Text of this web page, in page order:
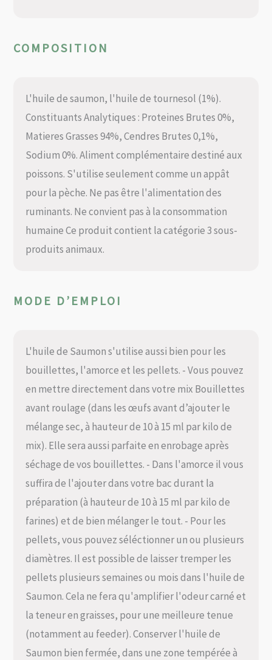
COMPOSITION
L'huile de saumon, l'huile de tournesol (1%).
Constituants Analytiques : Proteines Brutes 0%,
Matieres Grasses 94%, Cendres Brutes 0,1%,
Sodium 0%. Aliment complémentaire destiné aux
poissons. S'utilise seulement comme un appât
pour la pèche. Ne pas être l'alimentation des
ruminants. Ne convient pas à la consommation
humaine Ce produit contient la catégorie 3 sous-
produits animaux.
MODE D’EMPLOI
L'huile de Saumon s'utilise aussi bien pour les
bouillettes, l'amorce et les pellets. - Vous pouvez
en mettre directement dans votre mix Bouillettes
avant roulage (dans les œufs avant d’ajouter le
mélange sec, à hauteur de 10 à 15 ml par kilo de
mix). Elle sera aussi parfaite en enrobage après
séchage de vos bouillettes. - Dans l'amorce il vous
suffira de l'ajouter dans votre bac durant la
préparation (à hauteur de 10 à 15 ml par kilo de
farines) et de bien mélanger le tout. - Pour les
pellets, vous pouvez séléctionner un ou plusieurs
diamètres. Il est possible de laisser tremper les
pellets plusieurs semaines ou mois dans l'huile de
Saumon. Cela ne fera qu'amplifier l'odeur carné et
la teneur en graisses, pour une meilleure tenue
(notamment au feeder). Conserver l'huile de
Saumon bien fermée, dans une zone tempérée à